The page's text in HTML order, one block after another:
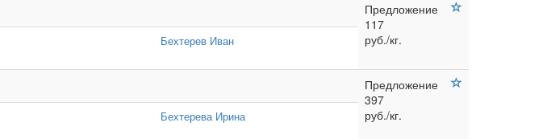
Предложение
117
руб./кг.
Бехтерев Иван
Предложение
397
руб./кг.
Бехтерева Ирина